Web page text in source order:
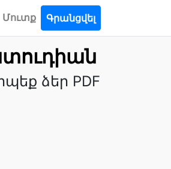
Մուտք Գրանցվել
ձեր PDF